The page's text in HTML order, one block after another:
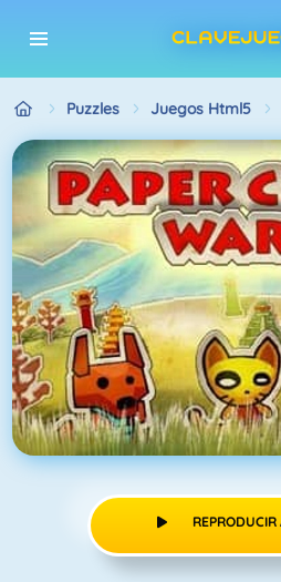
Puzzles Juegos Html5